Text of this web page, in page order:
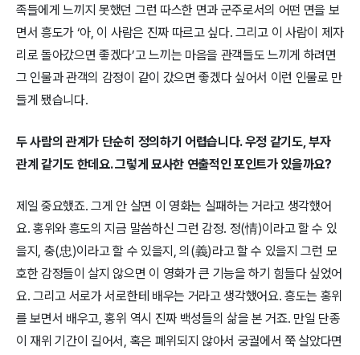
족들에게 느끼지 못했던 그런 따스한 면과 군주로서의 어떤 면을 보
면서 흥도가 ‘아, 이 사람은 진짜 따르고 싶다. 그리고 이 사람이 제자
리로 돌아갔으면 좋겠다’고 느끼는 마음을 관객들도 느끼게 하려면
그 인물과 관객의 감정이 같이 갔으면 좋겠다 싶어서 이런 인물로 만
들게 됐습니다.
두 사람의 관계가 단순히 정의하기 어렵습니다. 우정 같기도, 부자
관계 같기도 한데요. 그렇게 묘사한 연출적인 포인트가 있을까요?
제일 중요했죠. 그게 안 살면 이 영화는 실패하는 거라고 생각했어
요. 홍위와 흥도의 지금 말씀하신 그런 감정. 정(情)이라고 할 수 있
을지, 충(忠)이라고 할 수 있을지, 의(義)라고 할 수 있을지 그런 모
호한 감정들이 살지 않으면 이 영화가 큰 기능을 하기 힘들다 싶었어
요. 그리고 서로가 서로한테 배우는 거라고 생각했어요. 흥도는 홍위
를 보면서 배우고, 홍위 역시 진짜 백성들의 삶을 본 거죠. 만일 단종
이 재위 기간이 길어서, 혹은 폐위되지 않아서 궁궐에서 쭉 살았다면